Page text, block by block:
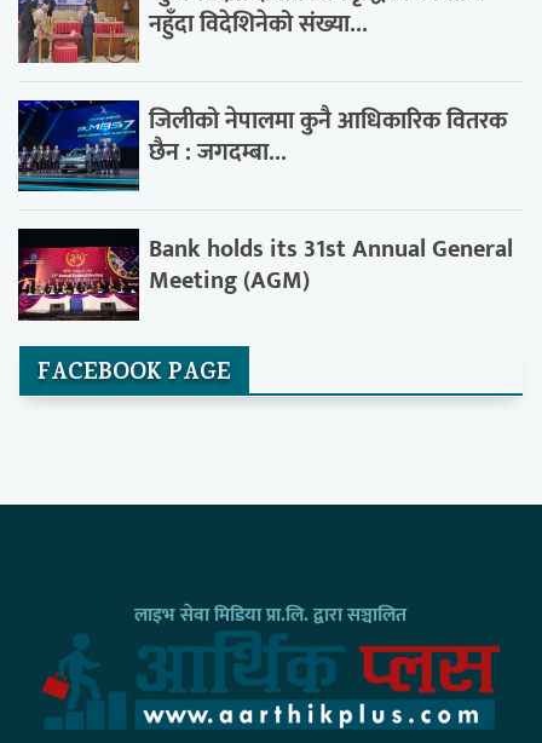
नहुँदा विदेशिनेको संख्या...
जिलीको नेपालमा कुनै आधिकारिक वितरक
छैन : जगदम्बा...
Bank holds its 31st Annual General
Meeting (AGM)
FACEBOOK PAGE
लाइभ सेवा मिडिया प्रा.लि. द्वारा सञ्चालित